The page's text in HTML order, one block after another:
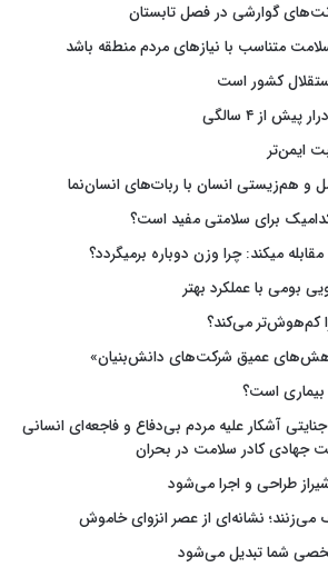
گوارشی در فصل تابستان
متناسب با نیازهای مردم منطقه باشد
کشور است
از ۴ سالگی
ایمن‌تر
و هم‌زیستی انسان با ربات‌های انسان‌نما
برای سلامتی مفید است؟
میکند: چرا وزن دوباره برمیگردد؟
بومی با عملکرد بهتر
کم‌هوش‌تر می‌کند؟
عمیق شرکت‌های دانش‌بنیان»
بیماری است؟
جنایتی آشکار علیه مردم بی‌دفاع و فاجعه‌ای انسانی
جهادی کادر سلامت در بحران
طراحی و اجرا می‌شود
می‌زنند؛ نشانه‌ای از عصر انزوای خاموش
شما تبدیل می‌شود